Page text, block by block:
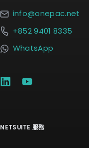
info@onepac.net
+852 9401 8335
WhatsApp
NETSUITE 服務